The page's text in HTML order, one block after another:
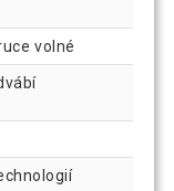
volné